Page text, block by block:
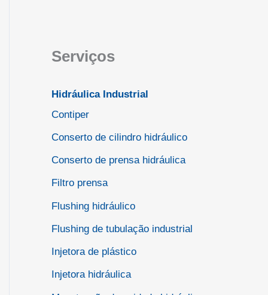
Serviços
Hidráulica Industrial
Contiper
Conserto de cilindro hidráulico
Conserto de prensa hidráulica
Filtro prensa
Flushing hidráulico
Flushing de tubulação industrial
Injetora de plástico
Injetora hidráulica